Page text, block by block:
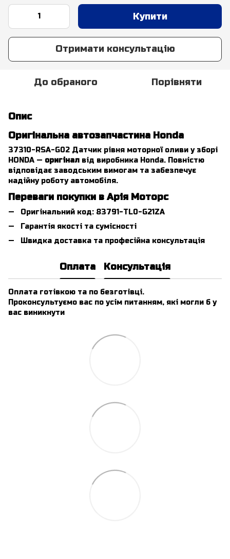
Купити
Отримати консультацію
До обраного Порівняти
Опис
Оригінальна автозапчастина Honda
37310-RSA-G02 Датчик рівня моторної оливи у зборі
HONDA — оригінал від виробника Honda. Повністю
відповідає заводським вимогам та забезпечує
надійну роботу автомобіля.
Переваги покупки в Арія Моторс
Оригінальний код: 83791-TL0-G21ZA
Гарантія якості та сумісності
Швидка доставка та професійна консультація
Оплата Консультація
Оплата готівкою та по безготівці.
Проконсультуємо вас по усім питанням, які могли б у
вас виникнути